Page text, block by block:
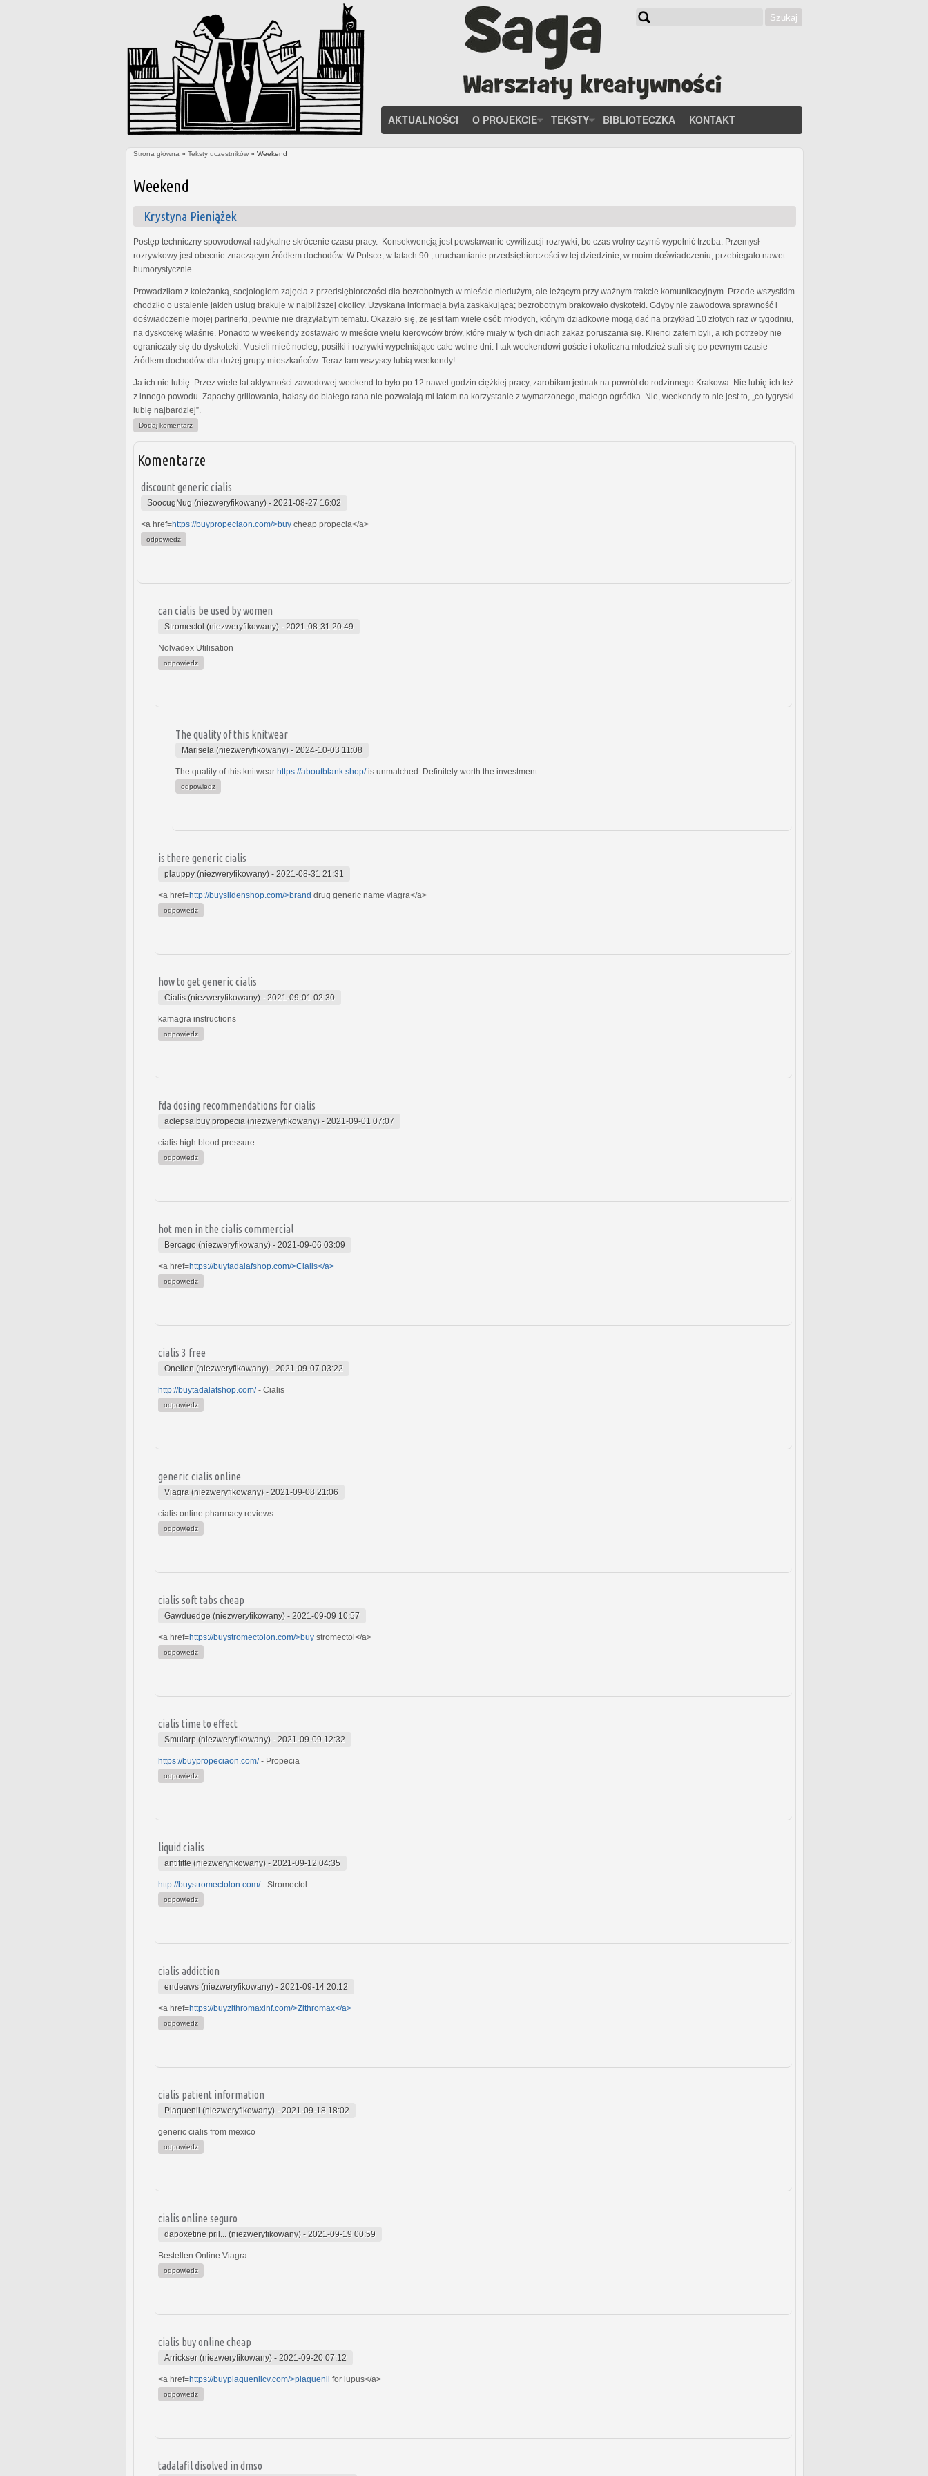
Szukaj
AKTUALNOŚCI O PROJEKCIE TEKSTY BIBLIOTECZKA KONTAKT
Strona główna » Teksty uczestników » Weekend
Weekend
Krystyna Pieniążek
Postęp techniczny spowodował radykalne skrócenie czasu pracy. Konsekwencją jest powstawanie cywilizacji rozrywki, bo czas wolny czymś wypełnić trzeba. Przemysł
rozrywkowy jest obecnie znaczącym źródłem dochodów. W Polsce, w latach 90., uruchamianie przedsiębiorczości w tej dziedzinie, w moim doświadczeniu, przebiegało nawet
humorystycznie.
Prowadziłam z koleżanką, socjologiem zajęcia z przedsiębiorczości dla bezrobotnych w mieście niedużym, ale leżącym przy ważnym trakcie komunikacyjnym. Przede wszystkim
chodziło o ustalenie jakich usług brakuje w najbliższej okolicy. Uzyskana informacja była zaskakująca; bezrobotnym brakowało dyskoteki. Gdyby nie zawodowa sprawność i
doświadczenie mojej partnerki, pewnie nie drążyłabym tematu. Okazało się, że jest tam wiele osób młodych, którym dziadkowie mogą dać na przykład 10 złotych raz w tygodniu,
na dyskotekę właśnie. Ponadto w weekendy zostawało w mieście wielu kierowców tirów, które miały w tych dniach zakaz poruszania się. Klienci zatem byli, a ich potrzeby nie
ograniczały się do dyskoteki. Musieli mieć nocleg, posiłki i rozrywki wypełniające całe wolne dni. I tak weekendowi goście i okoliczna młodzież stali się po pewnym czasie
źródłem dochodów dla dużej grupy mieszkańców. Teraz tam wszyscy lubią weekendy!
Ja ich nie lubię. Przez wiele lat aktywności zawodowej weekend to było po 12 nawet godzin ciężkiej pracy, zarobiłam jednak na powrót do rodzinnego Krakowa. Nie lubię ich też
z innego powodu. Zapachy grillowania, hałasy do białego rana nie pozwalają mi latem na korzystanie z wymarzonego, małego ogródka. Nie, weekendy to nie jest to, „co tygryski
lubię najbardziej”.
Dodaj komentarz
Komentarze
discount generic cialis
SoocugNug (niezweryfikowany) - 2021-08-27 16:02
<a href=https://buypropeciaon.com/>buy cheap propecia</a>
odpowiedz
can cialis be used by women
Stromectol (niezweryfikowany) - 2021-08-31 20:49
Nolvadex Utilisation
odpowiedz
The quality of this knitwear
Marisela (niezweryfikowany) - 2024-10-03 11:08
The quality of this knitwear https://aboutblank.shop/is unmatched. Definitely worth the investment.
odpowiedz
is there generic cialis
plauppy (niezweryfikowany) - 2021-08-31 21:31
<a href=http://buysildenshop.com/>brand drug generic name viagra</a>
odpowiedz
how to get generic cialis
Cialis (niezweryfikowany) - 2021-09-01 02:30
kamagra instructions
odpowiedz
fda dosing recommendations for cialis
aclepsa buy propecia (niezweryfikowany) - 2021-09-01 07:07
cialis high blood pressure
odpowiedz
hot men in the cialis commercial
Bercago (niezweryfikowany) - 2021-09-06 03:09
<a href=https://buytadalafshop.com/>Cialis</a>
odpowiedz
cialis 3 free
Onelien (niezweryfikowany) - 2021-09-07 03:22
http://buytadalafshop.com/- Cialis
odpowiedz
generic cialis online
Viagra (niezweryfikowany) - 2021-09-08 21:06
cialis online pharmacy reviews
odpowiedz
cialis soft tabs cheap
Gawduedge (niezweryfikowany) - 2021-09-09 10:57
<a href=https://buystromectolon.com/>buy stromectol</a>
odpowiedz
cialis time to effect
Smularp (niezweryfikowany) - 2021-09-09 12:32
https://buypropeciaon.com/- Propecia
odpowiedz
liquid cialis
antifitte (niezweryfikowany) - 2021-09-12 04:35
http://buystromectolon.com/- Stromectol
odpowiedz
cialis addiction
endeaws (niezweryfikowany) - 2021-09-14 20:12
<a href=https://buyzithromaxinf.com/>Zithromax</a>
odpowiedz
cialis patient information
Plaquenil (niezweryfikowany) - 2021-09-18 18:02
generic cialis from mexico
odpowiedz
cialis online seguro
dapoxetine pril... (niezweryfikowany) - 2021-09-19 00:59
Bestellen Online Viagra
odpowiedz
cialis buy online cheap
Arrickser (niezweryfikowany) - 2021-09-20 07:12
<a href=https://buyplaquenilcv.com/>plaquenil for lupus</a>
odpowiedz
tadalafil disolved in dmso